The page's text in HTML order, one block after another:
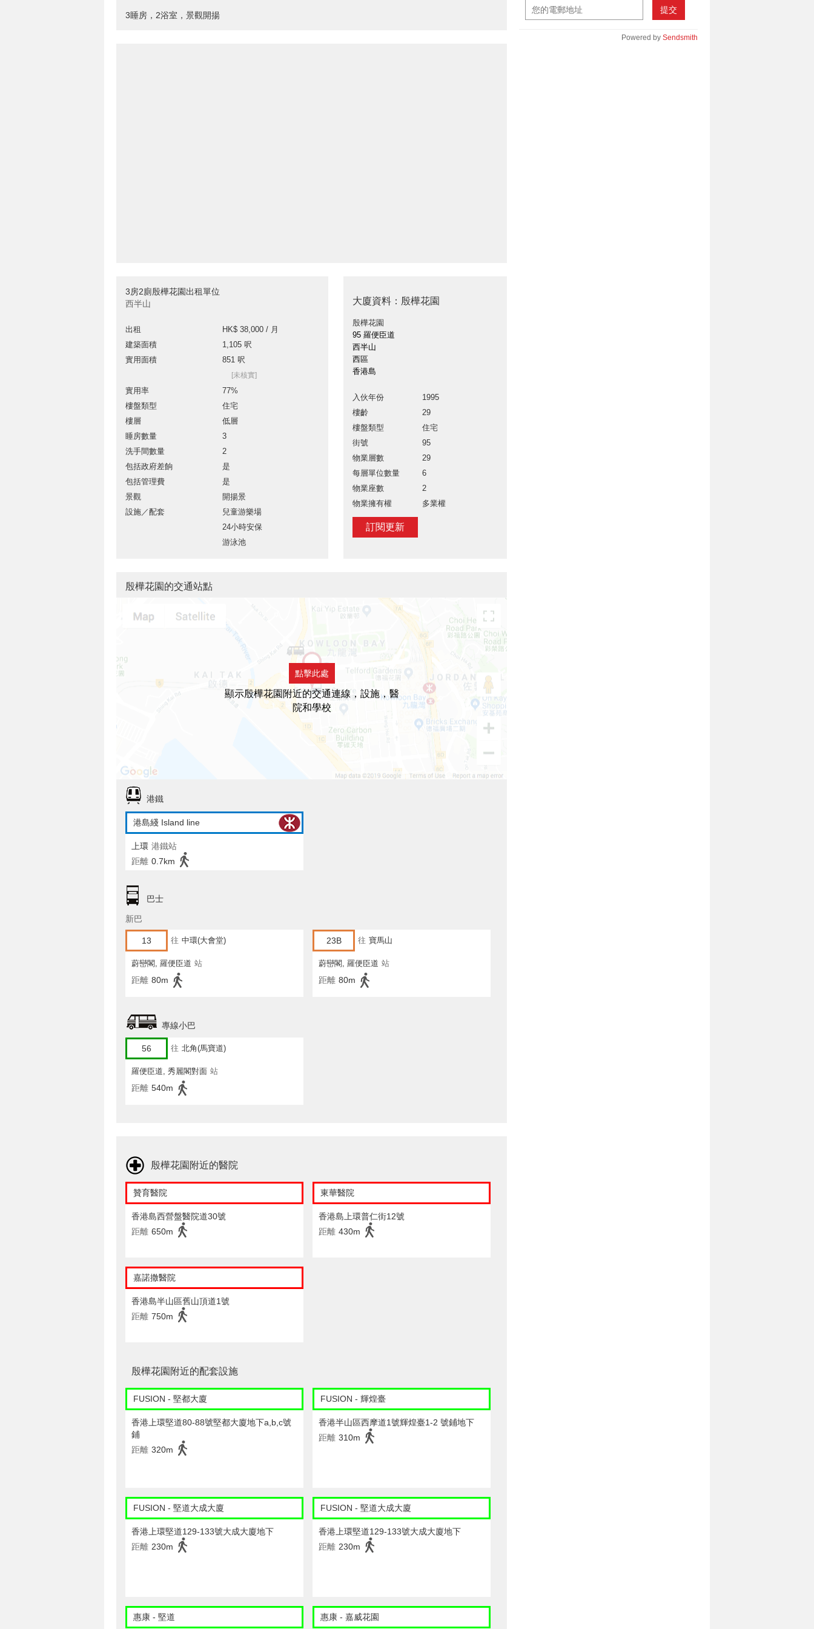
3睡房，2浴室，景觀開揚
3房2廁殷樺花園出租單位
西半山
出租
HK$ 38,000 / 月
建築面積
1,105 呎
實用面積
851 呎
[未核實]
實用率
77%
樓盤類型
住宅
樓層
低層
睡房數量
3
洗手間數量
2
包括政府差餉
是
包括管理費
是
景觀
開揚景
設施／配套
兒童游樂場
24小時安保
游泳池
大廈資料：殷樺花園
殷樺花園
95 羅便臣道
西半山
西區
香港島
入伙年份
1995
樓齡
29
樓盤類型
住宅
街號
95
物業層數
29
每層單位數量
6
物業座數
2
物業擁有權
多業權
訂閱更新
提交
Powered by Sendsmith
殷樺花園的交通站點
點擊此處
顯示殷樺花園附近的交通連線，設施，醫
院和學校
港鐵
港島綫 Island line
上環 港鐵站
距離 0.7km
巴士
新巴
13 往 中環(大會堂)
蔚巒閣, 羅便臣道 站
距離 80m
23B 往 寶馬山
蔚巒閣, 羅便臣道 站
距離 80m
專線小巴
56 往 北角(馬寶道)
羅便臣道, 秀麗閣對面 站
距離 540m
殷樺花園附近的醫院
贊育醫院
香港島西營盤醫院道30號
距離 650m
東華醫院
香港島上環普仁街12號
距離 430m
嘉諾撒醫院
香港島半山區舊山頂道1號
距離 750m
殷樺花園附近的配套設施
FUSION - 堅都大廈
香港上環堅道80-88號堅都大廈地下a,b,c號
鋪
距離 320m
FUSION - 輝煌臺
香港半山區西摩道1號輝煌臺1-2 號鋪地下
距離 310m
FUSION - 堅道大成大廈
香港上環堅道129-133號大成大廈地下
距離 230m
FUSION - 堅道大成大廈
香港上環堅道129-133號大成大廈地下
距離 230m
惠康 - 堅道 惠康 - 嘉威花園